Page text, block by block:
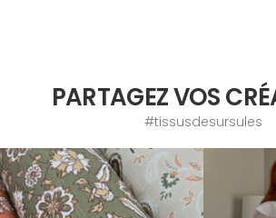
PARTAGEZ VOS
#tissusdesursules